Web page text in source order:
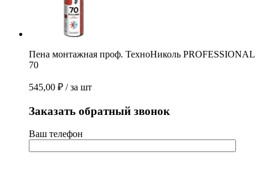
Пена монтажная проф. ТехноНиколь PROFESSIONAL
70
545,00 ₽ / за шт
Заказать обратный звонок
Ваш телефон